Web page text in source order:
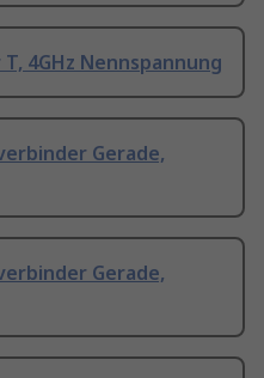
4GHz Nennspannung
Gerade,
Gerade,